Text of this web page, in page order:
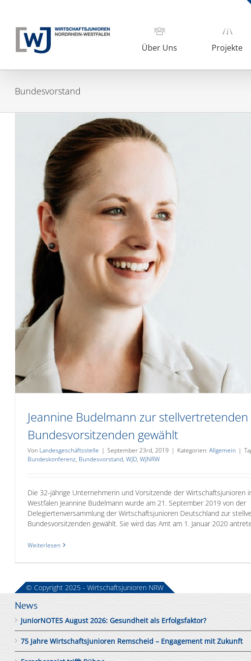
springen
Über Uns Projekte
Bundesvorstand
Jeannine Budelmann zur stellvertretenden
Bundesvorsitzenden gewählt
Von Landesgeschäftsstelle | September 23rd, 2019 | Kategorien: Allgemein |
Bundeskonferenz, Bundesvorstand, WJD, WJNRW
Die 32-jährige Unternehmerin und Vorsitzende der Wirtschaftsjunioren
Westfalen Jeannine Budelmann wurde am 21. September 2019 von der
Delegiertenversammlung der Wirtschaftsjunioren Deutschland zur
Bundesvorsitzenden gewählt. Sie wird das Amt am 1. Januar 2020
Weiterlesen
News
JuniorNOTES August 2026: Gesundheit als Erfolgsfaktor?
75 Jahre Wirtschaftsjunioren Remscheid – Engagement mit Zukunft
© Copyright 2025 - Wirtschaftsjunioren NRW